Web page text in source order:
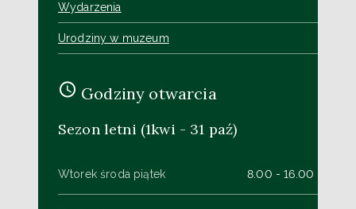
Wydarzenia
Urodziny w muzeum
Godziny otwarcia
Sezon letni (1kwi - 31 paź)
Wtorek środa piątek 8.00 - 16.00